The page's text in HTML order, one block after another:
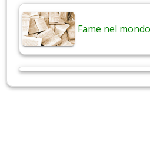
Fame nel